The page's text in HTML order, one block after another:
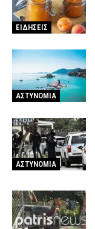
ΕΙΔΗΣΕΙΣ
ΑΣΤΥΝΟΜΙΑ
ΑΣΤΥΝΟΜΙΑ